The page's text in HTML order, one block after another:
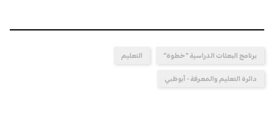
برنامج البعثات الدراسية "خطوة" التعليم
دائرة التعليم والمعرفة - أبوظبي